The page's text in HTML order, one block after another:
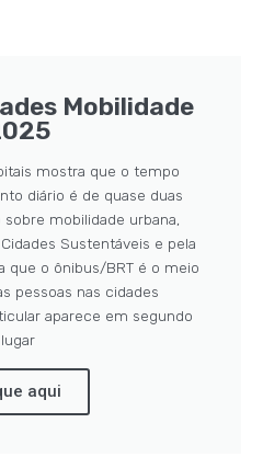
Mobilidade
mostra que o tempo
diário é de quase duas
mobilidade urbana,
Sustentáveis e pela
que o ônibus/BRT é o meio
pessoas nas cidades
aparece em segundo
lugar
aqui